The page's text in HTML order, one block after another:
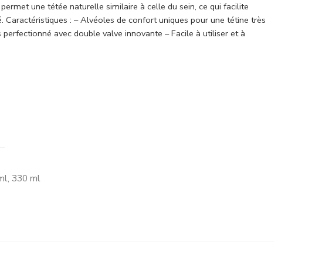
une tétée naturelle similaire à celle du sein, ce qui facilite
Caractéristiques : – Alvéoles de confort uniques pour une tétine très
avec double valve innovante – Facile à utiliser et à
330 ml